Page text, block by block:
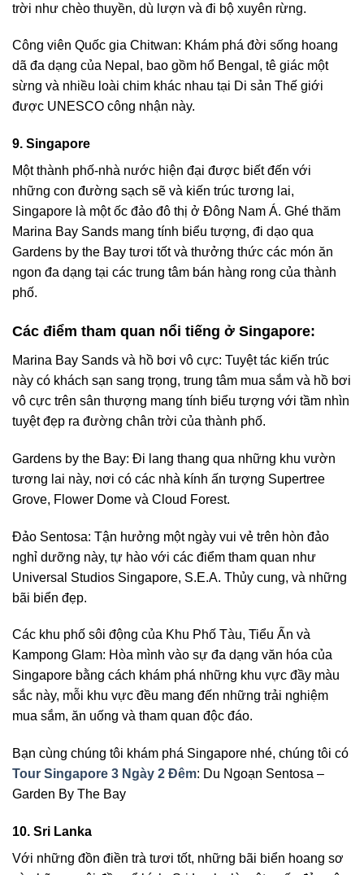
trời như chèo thuyền, dù lượn và đi bộ xuyên rừng.
Công viên Quốc gia Chitwan: Khám phá đời sống hoang
dã đa dạng của Nepal, bao gồm hổ Bengal, tê giác một
sừng và nhiều loài chim khác nhau tại Di sản Thế giới
được UNESCO công nhận này.
9. Singapore
Một thành phố-nhà nước hiện đại được biết đến với
những con đường sạch sẽ và kiến trúc tương lai,
Singapore là một ốc đảo đô thị ở Đông Nam Á. Ghé thăm
Marina Bay Sands mang tính biểu tượng, đi dạo qua
Gardens by the Bay tươi tốt và thưởng thức các món ăn
ngon đa dạng tại các trung tâm bán hàng rong của thành
phố.
Các điểm tham quan nổi tiếng ở Singapore:
Marina Bay Sands và hồ bơi vô cực: Tuyệt tác kiến trúc
này có khách sạn sang trọng, trung tâm mua sắm và hồ bơi
vô cực trên sân thượng mang tính biểu tượng với tầm nhìn
tuyệt đẹp ra đường chân trời của thành phố.
Gardens by the Bay: Đi lang thang qua những khu vườn
tương lai này, nơi có các nhà kính ấn tượng Supertree
Grove, Flower Dome và Cloud Forest.
Đảo Sentosa: Tận hưởng một ngày vui vẻ trên hòn đảo
nghỉ dưỡng này, tự hào với các điểm tham quan như
Universal Studios Singapore, S.E.A. Thủy cung, và những
bãi biển đẹp.
Các khu phố sôi động của Khu Phố Tàu, Tiểu Ấn và
Kampong Glam: Hòa mình vào sự đa dạng văn hóa của
Singapore bằng cách khám phá những khu vực đầy màu
sắc này, mỗi khu vực đều mang đến những trải nghiệm
mua sắm, ăn uống và tham quan độc đáo.
Bạn cùng chúng tôi khám phá Singapore nhé, chúng tôi có
Tour Singapore 3 Ngày 2 Đêm: Du Ngoạn Sentosa –
Garden By The Bay
10. Sri Lanka
Với những đồn điền trà tươi tốt, những bãi biển hoang sơ